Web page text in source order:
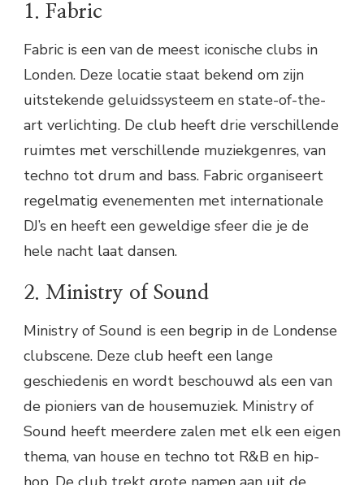
1. Fabric
Fabric is een van de meest iconische clubs in
Londen. Deze locatie staat bekend om zijn
uitstekende geluidssysteem en state-of-the-
art verlichting. De club heeft drie verschillende
ruimtes met verschillende muziekgenres, van
techno tot drum and bass. Fabric organiseert
regelmatig evenementen met internationale
DJ’s en heeft een geweldige sfeer die je de
hele nacht laat dansen.
2. Ministry of Sound
Ministry of Sound is een begrip in de Londense
clubscene. Deze club heeft een lange
geschiedenis en wordt beschouwd als een van
de pioniers van de housemuziek. Ministry of
Sound heeft meerdere zalen met elk een eigen
thema, van house en techno tot R&B en hip-